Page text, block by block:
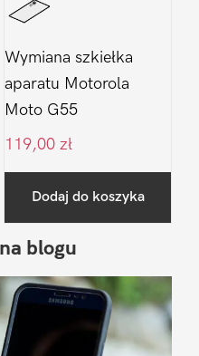
Wymiana szkiełka
aparatu Motorola
Moto G55
119,00 zł
Dodaj do koszyka
blogu